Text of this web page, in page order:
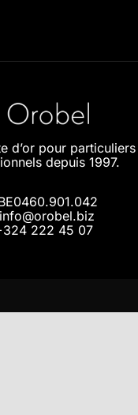
d’or pour particuliers
depuis 1997.
222 45 07